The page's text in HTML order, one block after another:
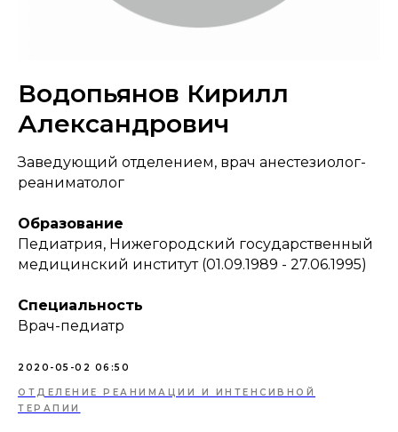
Водопьянов Кирилл
Александрович
Заведующий отделением, врач анестезиолог-
реаниматолог
Образование
Педиатрия, Нижегородский государственный
медицинский институт (01.09.1989 - 27.06.1995)
Специальность
Врач-педиатр
2020-05-02 06:50
ОТДЕЛЕНИЕ РЕАНИМАЦИИ И ИНТЕНСИВНОЙ
ТЕРАПИИ